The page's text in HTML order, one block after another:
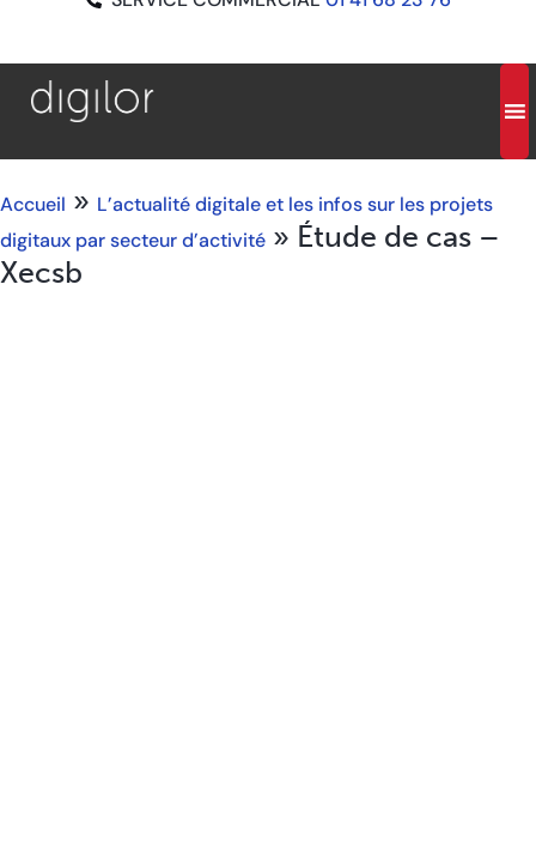
Accueil » L’actualité digitale et les infos sur les projets
digitaux par secteur d’activité » Étude de cas –
Xecsb